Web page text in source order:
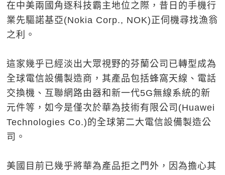
在中美兩國角逐科技霸主地位之際，昔日的手機行
業先驅諾基亞(Nokia Corp., NOK)正伺機尋找漁翁
之利。
這家幾乎已經淡出大眾視野的芬蘭公司已轉型成為
全球電信設備製造商，其產品包括蜂窩天線、電話
交換機、互聯網路由器和新一代5G無線系統的新
元件等，如今是僅次於華為技術有限公司(Huawei
Technologies Co.)的全球第二大電信設備製造公
司。
美國目前已幾乎將華為產品拒之門外，因為擔心其